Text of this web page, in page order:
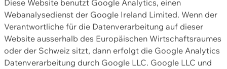
Diese Website benutzt Google Analytics, einen
Webanalysedienst der Google Ireland Limited. Wenn der
Verantwortliche für die Datenverarbeitung auf dieser
Website ausserhalb des Europäischen Wirtschaftsraumes
oder der Schweiz sitzt, dann erfolgt die Google Analytics
Datenverarbeitung durch Google LLC. Google LLC und